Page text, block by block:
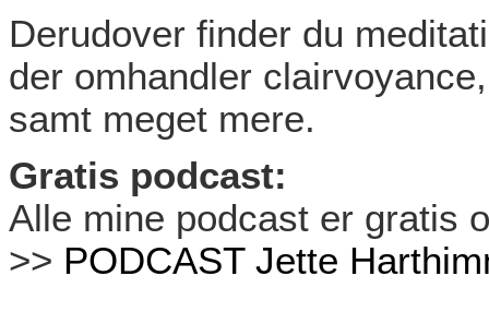
Derudover finder du
der omhandler
samt meget mere.
Gratis podcast:
Alle mine podcast er gratis
>> PODCAST Jette